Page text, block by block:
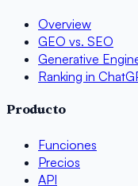
Overview
GEO vs. SEO
Generative
Ranking in
Producto
Funciones
Precios
API